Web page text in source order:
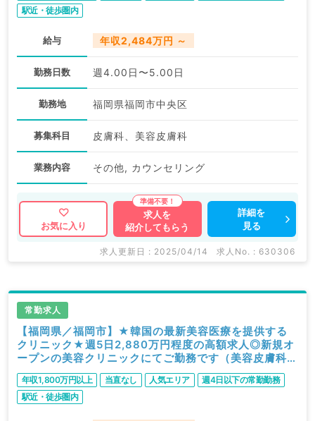
駅近・徒歩圏内
給与 年収2,484万円 ～
勤務日数 週4.00日〜5.00日
勤務地 福岡県福岡市中央区
募集科目 皮膚科、美容皮膚科
業務内容 その他, カウンセリング
お気に入り
求人を
紹介してもらう
詳細を
見る
求人更新日 : 2025/04/14 求人No. : 630306
常勤求人
【福岡県／福岡市】★韓国の最新美容医療を提供する
クリニック★週5日2,880万円程度の高額求人◎新規オ
ープンの美容クリニックにてご勤務です（美容皮膚科／
常勤）
年収1,800万円以上 当直なし 人気エリア
週4日以下の常勤勤務
駅近・徒歩圏内